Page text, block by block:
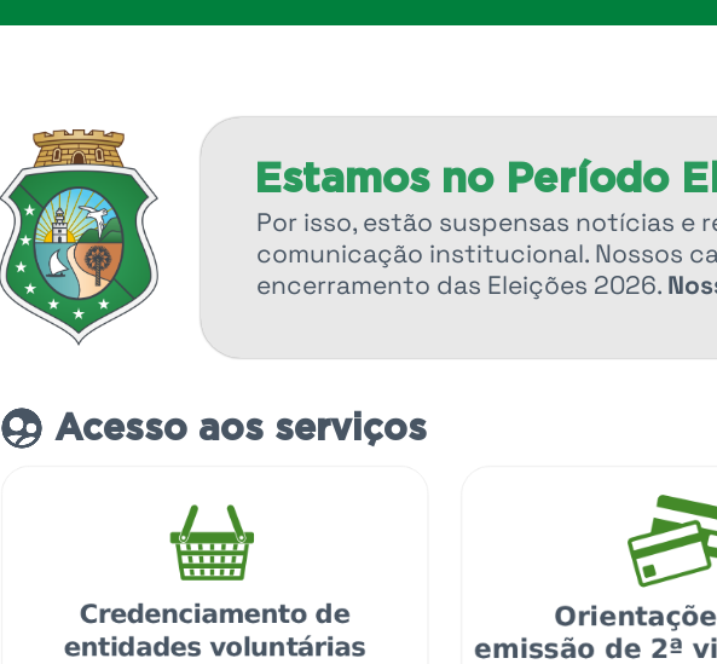
Estamos no Período
Por isso, estão suspensas notícias e
comunicação institucional. Nossos
encerramento das Eleições 2026.
Acesso aos serviços